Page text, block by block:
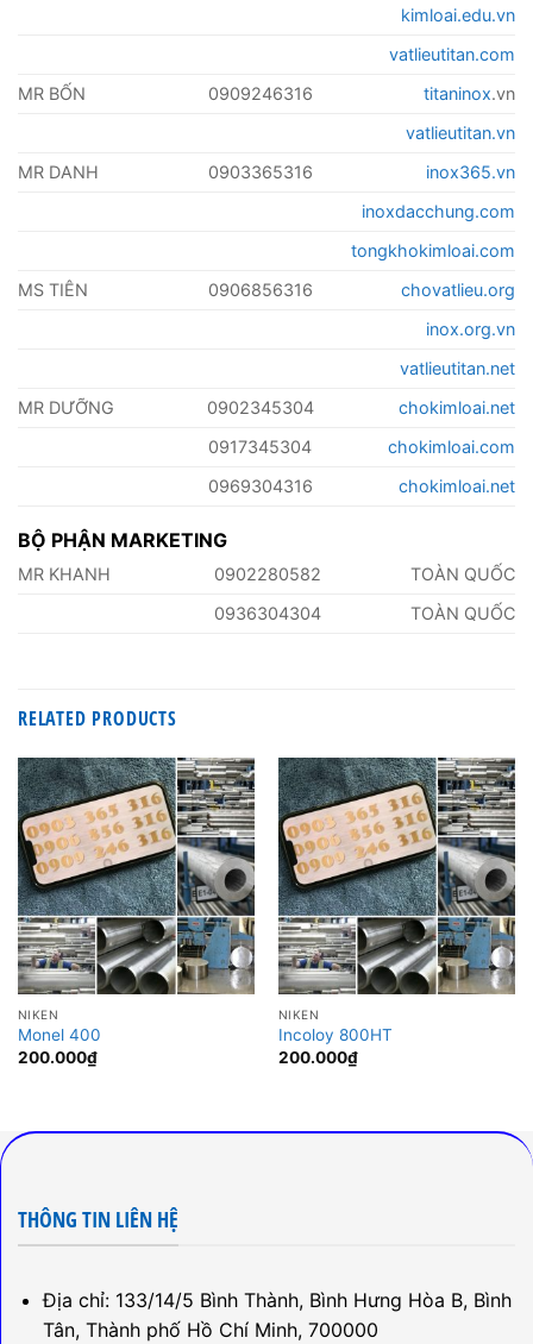
kimloai.edu.vn
vatlieutitan.com
MR BỐN
0909246316 titaninox.vn
vatlieutitan.vn
MR DANH
0903365316
inox365.vn
inoxdacchung.com
tongkhokimloai.com
MS TIÊN
0906856316
chovatlieu.org
inox.org.vn
vatlieutitan.net
MR DƯỠNG
0902345304
chokimloai.net
0917345304
chokimloai.com
0969304316
chokimloai.net
BỘ PHẬN MARKETING
MR KHANH 0902280582
TOÀN QUỐC
0936304304
TOÀN QUỐC
RELATED PRODUCTS
NIKEN
Monel 400
200.000₫
NIKEN
Incoloy 800HT
200.000₫
THÔNG TIN LIÊN HỆ
Địa chỉ: 133/14/5 Bình Thành, Bình Hưng Hòa B, Bình
Tân, Thành phố Hồ Chí Minh, 700000